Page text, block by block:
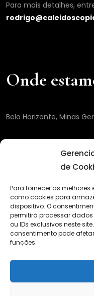
de
Para fornecer as
como cookies para
dispositivo. O
permitirá processar
ou IDs exclusivos neste
consentimento pode
funções.
Para mais detalhes,
Onde
Belo Horizonte, Minas